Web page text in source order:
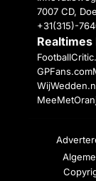
7007 CD,
+31(315)-
GPFans.com